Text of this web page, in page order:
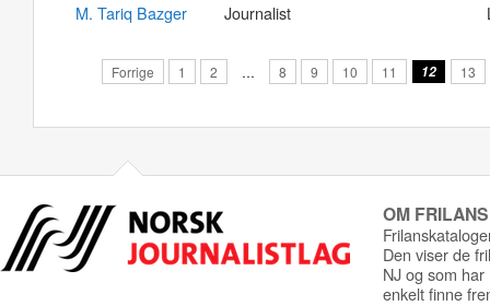
M. Tariq Bazger
Journalist
Forrige 1 2 … 8 9 10 11 12 13
OM
Den viser de
NJ og som
enkelt finne